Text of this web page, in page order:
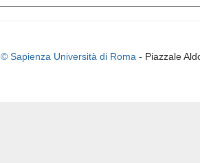
© Sapienza Università di Roma - Piazzale